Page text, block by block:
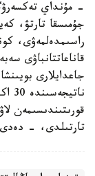
- مۇنداي
جۇمىسقا تارتۋ،
راسىمدەلمەۋى،
قاناعاتتانباۋى
جاعدايلارى
قورىتىندىسىمەن
تارتىلدى، - دەدى